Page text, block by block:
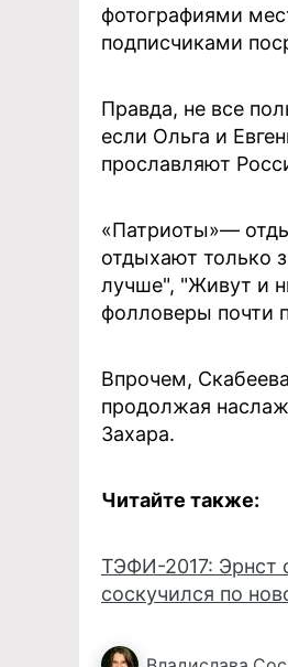
фотографиями
подписчиками
Правда, не все
если Ольга и
прославляют
«Патриоты»—
отдыхают только
лучше", "Живут и
фолловеры почти
Впрочем,
продолжая
Захара.
Читайте также:
ТЭФИ-2017: Эрнст
соскучился по